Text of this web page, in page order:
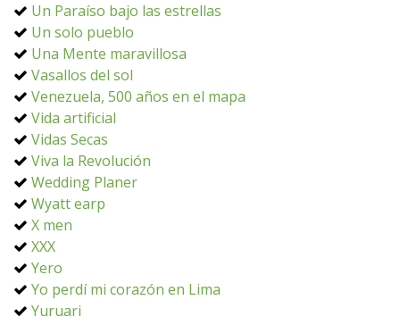
Un Paraíso bajo las estrellas
Un solo pueblo
Una Mente maravillosa
Vasallos del sol
Venezuela, 500 años en el mapa
Vida artificial
Vidas Secas
Viva la Revolución
Wedding Planer
Wyatt earp
X men
XXX
Yero
Yo perdí mi corazón en Lima
Yuruari